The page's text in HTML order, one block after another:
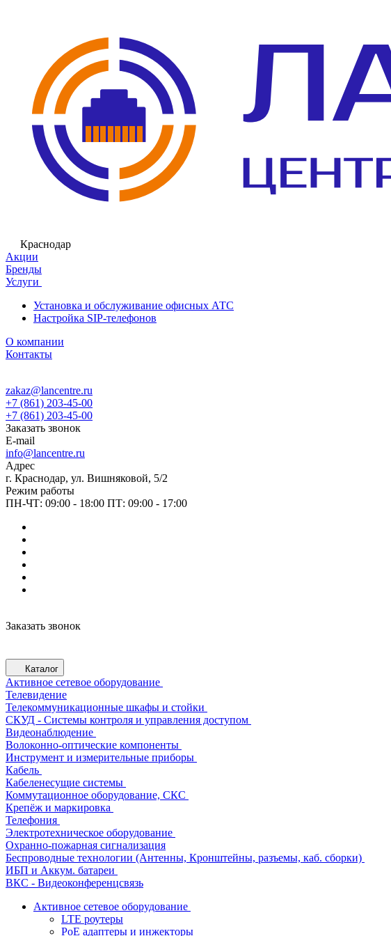
Краснодар
Акции
Бренды
Услуги
Установка и обслуживание офисных АТС
Настройка SIP-телефонов
О компании
Контакты
zakaz@lancentre.ru
+7 (861) 203-45-00
+7 (861) 203-45-00
Заказать звонок
E-mail
info@lancentre.ru
Адрес
г. Краснодар, ул. Вишняковой, 5/2
Режим работы
ПН-ЧТ: 09:00 - 18:00 ПТ: 09:00 - 17:00
Заказать звонок
Каталог
Активное сетевое оборудование
Телевидение
Телекоммуникационные шкафы и стойки
СКУД - Системы контроля и управления доступом
Видеонаблюдение
Волоконно-оптические компоненты
Инструмент и измерительные приборы
Кабель
Кабеленесущие системы
Коммутационное оборудование, СКС
Крепёж и маркировка
Телефония
Электротехническое оборудование
Охранно-пожарная сигнализация
Беспроводные технологии (Антенны, Кронштейны, разъемы, каб. сборки)
ИБП и Аккум. батареи
ВКС - Видеоконференцсвязь
Активное сетевое оборудование
LTE роутеры
PoE адаптеры и инжекторы